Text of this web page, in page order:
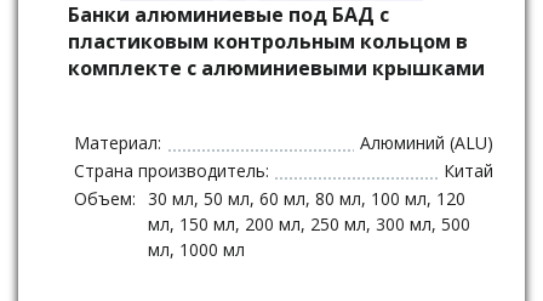
Банки алюминиевые под БАД с
пластиковым контрольным кольцом в
комплекте с алюминиевыми крышками
Материал:
Алюминий (ALU)
Страна производитель:
Китай
Объем: 30 мл, 50 мл, 60 мл, 80 мл, 100 мл, 120
мл, 150 мл, 200 мл, 250 мл, 300 мл, 500
мл, 1000 мл